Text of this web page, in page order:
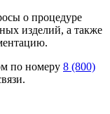
о процедуре
изделий, а также
по номеру 8 (800)